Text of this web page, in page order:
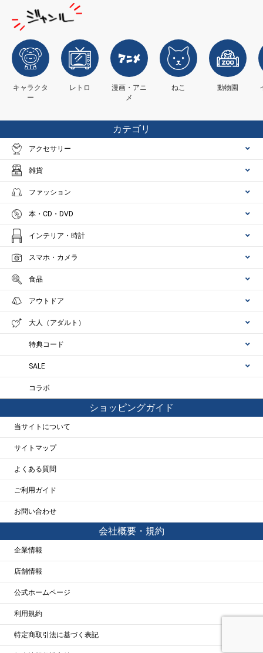
キャラクタ
ー
レトロ
漫画・アニ
メ
ねこ 動物園
カテゴリ
アクセサリー
雑貨
ファッション
本・CD・DVD
インテリア・時計
スマホ・カメラ
食品
アウトドア
大人（アダルト）
特典コード
SALE
コラボ
ショッピングガイド
当サイトについて
サイトマップ
よくある質問
ご利用ガイド
お問い合わせ
会社概要・規約
企業情報
店舗情報
公式ホームページ
利用規約
特定商取引法に基づく表記